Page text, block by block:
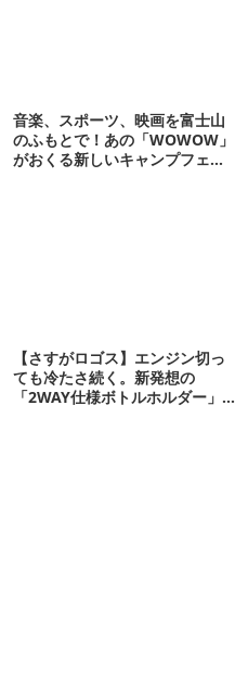
音楽、スポーツ、映画を富士山
のふもとで！あの「WOWOW」
がおくる新しいキャンプフェス
【さすがロゴス】エンジン切っ
ても冷たさ続く。新発想の
「2WAY仕様ボトルホルダー」が